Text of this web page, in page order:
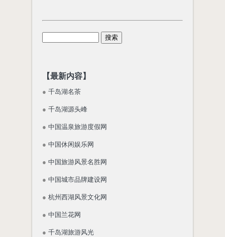
【最新内容】
● 千岛湖名茶
● 千岛湖源头峰
● 中国温泉旅游度假网
● 中国休闲娱乐网
● 中国旅游风景名胜网
● 中国城市品牌建设网
● 杭州西湖风景文化网
● 中国兰花网
● 千岛湖旅游风光